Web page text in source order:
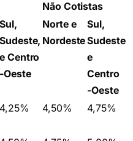
Não Cotistas
Sul,
Sudeste,
e Centro
-Oeste
Norte e
Nordeste
Sul,
Sudeste
e
Centro
-Oeste
4,25% 4,50% 4,75%